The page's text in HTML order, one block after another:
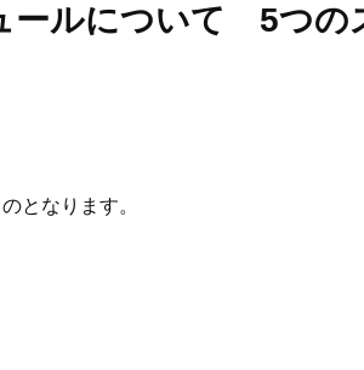
ールについて 5つの
となります。